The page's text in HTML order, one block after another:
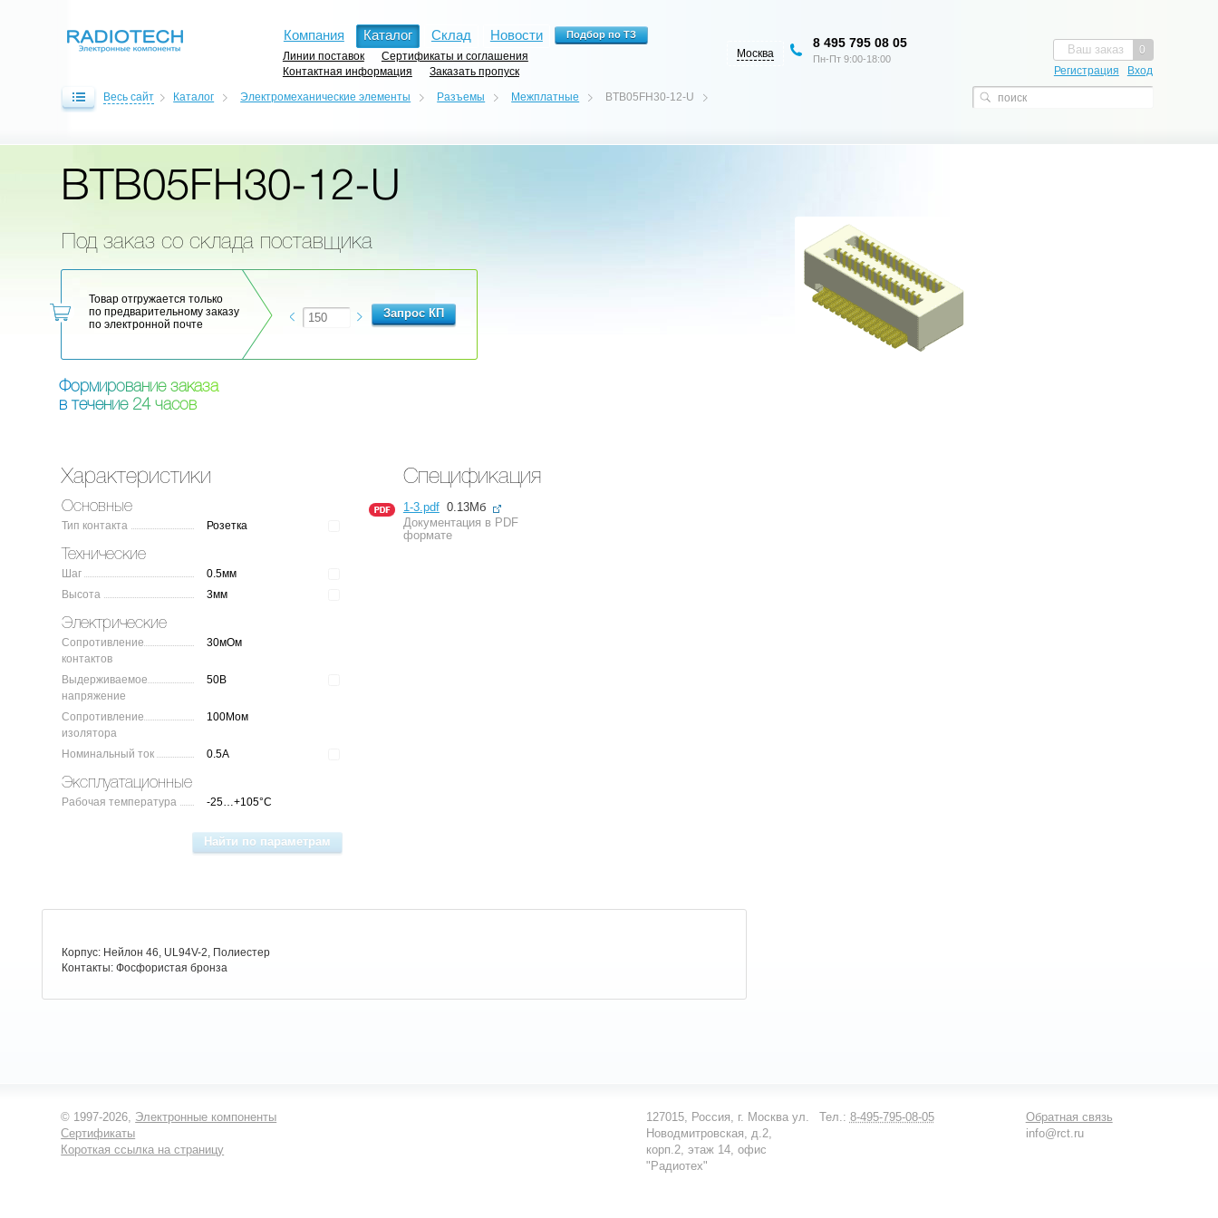
Компания Каталог Склад Новости
Линии поставок
Сертификаты и соглашения
Контактная информация
Заказать пропуск
0
Ваш заказ
Регистрация Вход
Москва
8 495 795 08 05
Пн-Пт 9:00-18:00
Весь сайт Каталог Электромеханические элементы Разъемы Межплатные BTB05FH30-12-U
BTB05FH30-12-U
Под заказ со склада поставщика
Товар отгружается только
по предварительному заказу
по электронной почте
Формирование заказа
в течение 24 часов
Характеристики
Основные
Тип контакта Розетка
Технические
Шаг
0.5мм
Высота
3мм
Электрические
Сопротивление
контактов
30мОм
Выдерживаемое
напряжение
50В
Сопротивление
изолятора
100Мом
Номинальный ток 0.5А
Эксплуатационные
Рабочая температура -25…+105°C
Спецификация
1-3.pdf 0.13Мб
Документация в PDF
формате
Корпус: Нейлон 46, UL94V-2, Полиестер
Контакты: Фосфористая бронза
© 1997-2026, Электронные компоненты
Сертификаты
Короткая ссылка на страницу
Обратная связь
info@rct.ru
Тел.: 8-495-795-08-05
127015, Россия, г. Москва ул.
Новодмитровская, д.2,
корп.2, этаж 14, офис
"Радиотех"